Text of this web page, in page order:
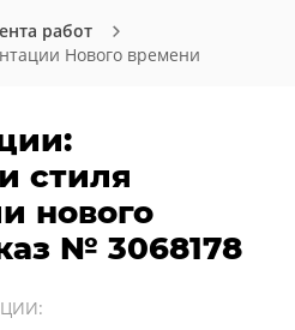
работ
Нового времени
стиля
нового
№ 3068178